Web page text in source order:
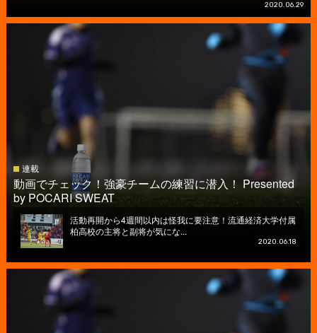
2020.06.29
連載
動画でチェック！強豪チームの練習に潜入！ Presented
by POCARI SWEAT
活動再開から4週間以内は怪我に要注意！流通経済大学付属
柏高校の主将と副将が気にな...
2020.06.18